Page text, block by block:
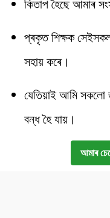
কিতাপ হৈছে আমাৰ
প্ৰকৃত শিক্ষক
সহায় কৰে।
যেতিয়াই আমি সকলো
বন্ধ হৈ যায়।
আমাৰ